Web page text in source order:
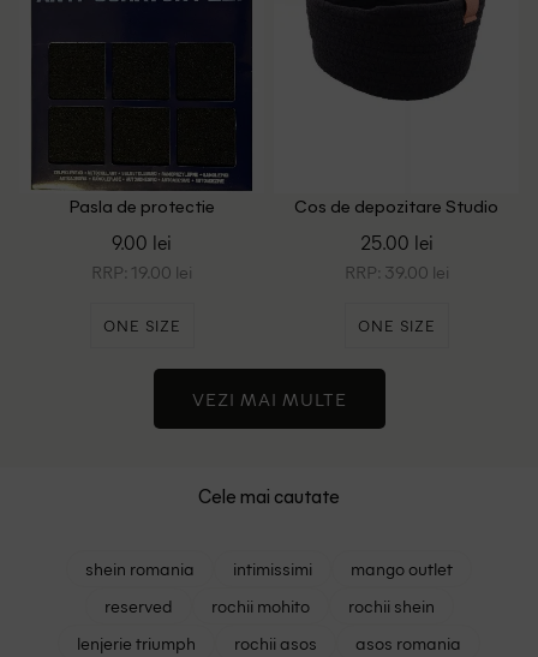
Pasla de protectie
9.00 lei
RRP: 19.00 lei
ONE SIZE
Cos de depozitare Studio
25.00 lei
RRP: 39.00 lei
ONE SIZE
VEZI MAI MULTE
Cele mai cautate
shein romania intimissimi
mango outlet
reserved
rochii mohito
rochii shein
lenjerie triumph
rochii asos
asos romania